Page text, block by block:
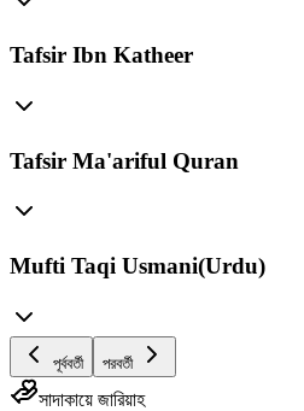
Tafsir Ibn Katheer
Tafsir Ma'ariful Quran
Mufti Taqi Usmani(Urdu)
পূর্ববর্তী পরবর্তী
সাদাকায়ে জারিয়াহ